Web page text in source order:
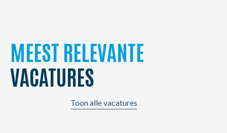
MEEST RELEVANTE
VACATURES
Toon alle vacatures